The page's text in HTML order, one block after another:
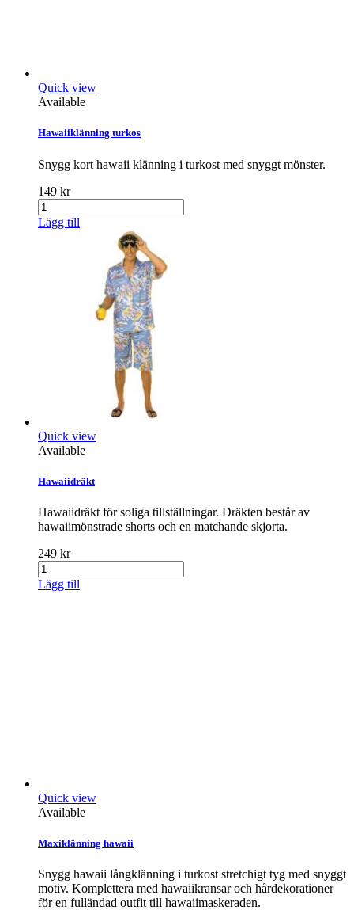
Quick view
Available
Hawaiiklänning turkos
Snygg kort hawaii klänning i turkost med snyggt mönster.
149 kr
Lägg till
Quick view
Available
Hawaiidräkt
Hawaiidräkt för soliga tillställningar. Dräkten består av
hawaiimönstrade shorts och en matchande skjorta.
249 kr
Lägg till
Quick view
Available
Maxiklänning hawaii
Snygg hawaii långklänning i turkost stretchigt tyg med snyggt
motiv. Komplettera med hawaiikransar och hårdekorationer
för en fulländad outfit till hawaiimaskeraden.